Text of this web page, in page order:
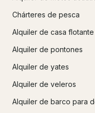
Chárteres de pesca
Alquiler de casa flotante
Alquiler de pontones
Alquiler de yates
Alquiler de veleros
Alquiler de barco para